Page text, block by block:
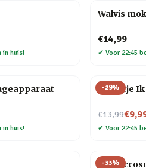
in huis!
Walvis mok
€14,99
✔ Voor 22:45
in huis!
-29%
Tegeltje
€13,99
Nu voor
✔ Voor 22:45
-33%